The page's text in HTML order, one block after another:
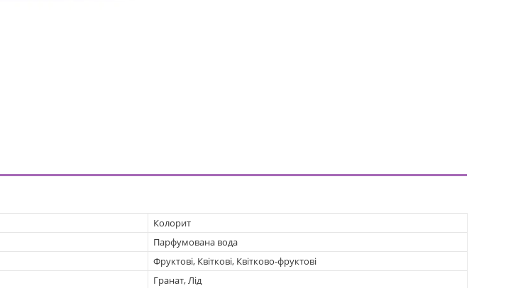
Колорит
Парфумована вода
Фруктові, Квіткові, Квітково-фруктові
Гранат, Лід